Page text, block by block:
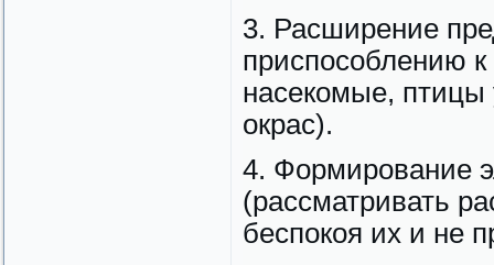
3. Расширение
приспособлению к
насекомые, птицы
окрас).
4. Формирование
(рассматривать
беспокоя их и не